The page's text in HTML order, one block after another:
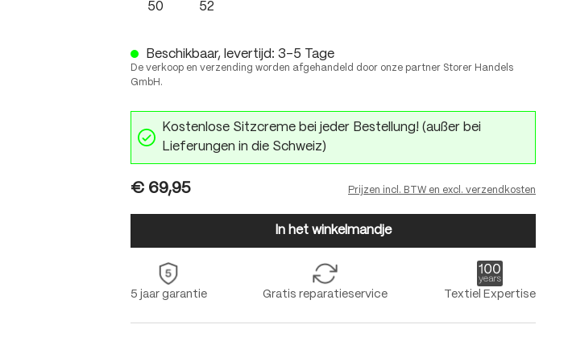
50 52
Beschikbaar, levertijd: 3-5 Tage
De verkoop en verzending worden afgehandeld door onze partner Storer Handels
GmbH.
Kostenlose Sitzcreme bei jeder Bestellung! (außer bei
Lieferungen in die Schweiz)
€ 69,95 Prijzen incl. BTW en excl. verzendkosten
In het winkelmandje
5 jaar garantie Gratis reparatieservice Textiel Expertise